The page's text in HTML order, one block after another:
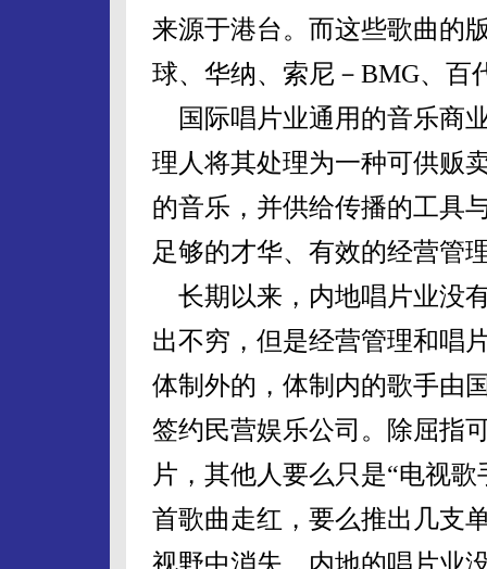
来源于港台。而这些歌曲的
球、华纳、索尼－BMG、百
国际唱片业通用的音乐商
理人将其处理为一种可供贩
的音乐，并供给传播的工具
足够的才华、有效的经营管
长期以来，内地唱片业没
出不穷，但是经营管理和唱
体制外的，体制内的歌手由
签约民营娱乐公司。除屈指
片，其他人要么只是“电视
首歌曲走红，要么推出几支
视野中消失。内地的唱片业